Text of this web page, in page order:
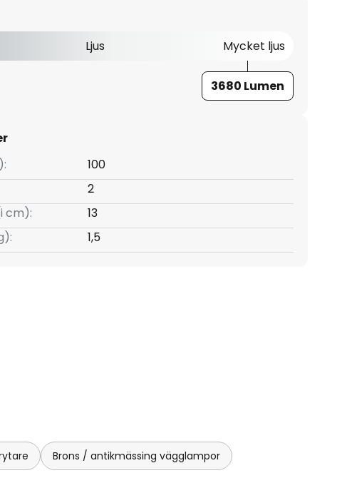
Ljus Mycket ljus
3680 Lumen
100
2
cm):
13
1,5
Brons / antikmässing vägglampor